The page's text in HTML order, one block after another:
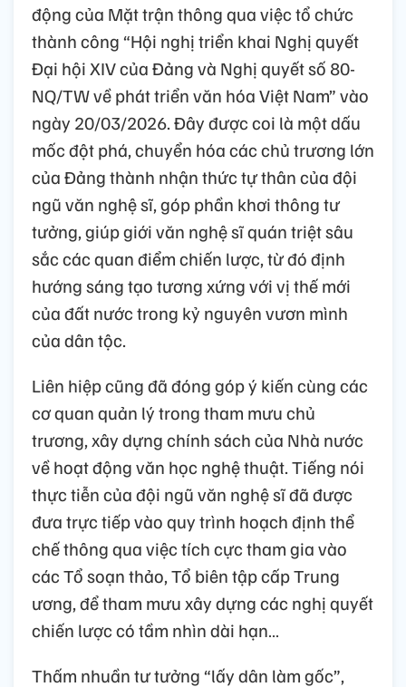
động của Mặt trận thông qua việc tổ chức
thành công “Hội nghị triển khai Nghị quyết
Đại hội XIV của Đảng và Nghị quyết số 80-
NQ/TW về phát triển văn hóa Việt Nam” vào
ngày 20/03/2026. Đây được coi là một dấu
mốc đột phá, chuyển hóa các chủ trương lớn
của Đảng thành nhận thức tự thân của đội
ngũ văn nghệ sĩ, góp phần khơi thông tư
tưởng, giúp giới văn nghệ sĩ quán triệt sâu
sắc các quan điểm chiến lược, từ đó định
hướng sáng tạo tương xứng với vị thế mới
của đất nước trong kỷ nguyên vươn mình
của dân tộc.
Liên hiệp cũng đã đóng góp ý kiến cùng các
cơ quan quản lý trong tham mưu chủ
trương, xây dựng chính sách của Nhà nước
về hoạt động văn học nghệ thuật. Tiếng nói
thực tiễn của đội ngũ văn nghệ sĩ đã được
đưa trực tiếp vào quy trình hoạch định thể
chế thông qua việc tích cực tham gia vào
các Tổ soạn thảo, Tổ biên tập cấp Trung
ương, để tham mưu xây dựng các nghị quyết
chiến lược có tầm nhìn dài hạn…
Thấm nhuần tư tưởng “lấy dân làm gốc”,